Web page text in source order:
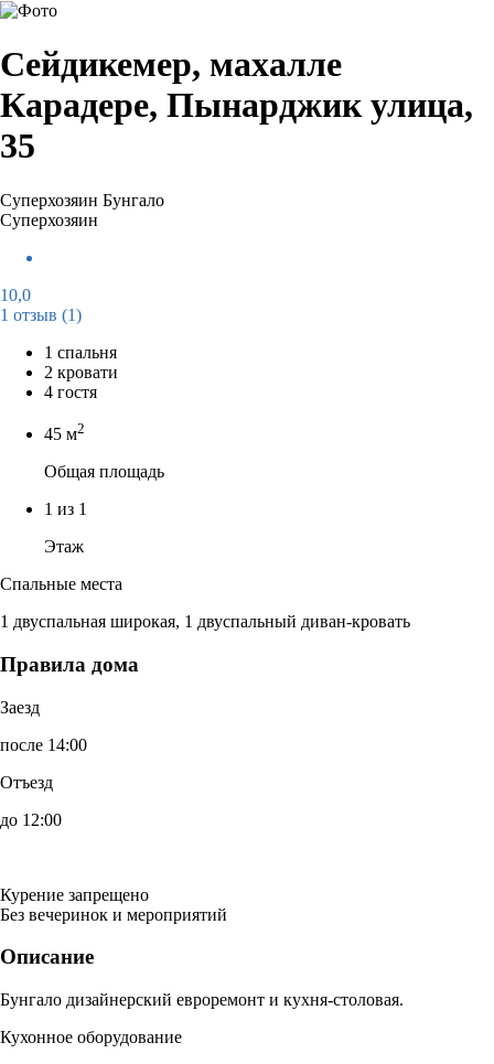
Сейдикемер, махалле
Карадере, Пынарджик улица,
35
Суперхозяин Бунгало
Суперхозяин
10,0
1 отзыв (1)
1 спальня
2 кровати
4 гостя
45 м2
Общая площадь
1 из 1
Этаж
Спальные места
1 двуспальная широкая, 1 двуспальный диван-кровать
Правила дома
Заезд
после 14:00
Отъезд
до 12:00
Курение запрещено
Без вечеринок и мероприятий
Описание
Бунгало дизайнерский евроремонт и кухня-столовая.
Кухонное оборудование